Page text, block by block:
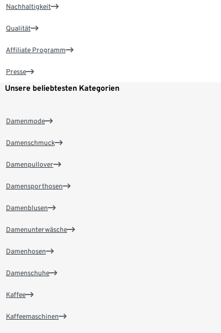
Nachhaltigkeit
Qualität
Affiliate Programm
Presse
Unsere beliebtesten Kategorien
Damenmode
Damenschmuck
Damenpullover
Damensporthosen
Damenblusen
Damenunterwäsche
Damenhosen
Damenschuhe
Kaffee
Kaffeemaschinen